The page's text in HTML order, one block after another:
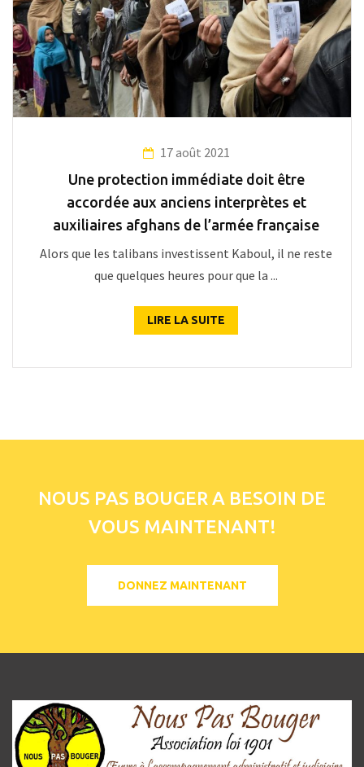
17 août 2021
Une protection immédiate doit être
accordée aux anciens interprètes et
auxiliaires afghans de l’armée française
Alors que les talibans investissent Kaboul, il ne reste
que quelques heures pour que la ...
LIRE LA SUITE
NOUS PAS BOUGER A BESOIN DE
VOUS MAINTENANT!
DONNEZ MAINTENANT